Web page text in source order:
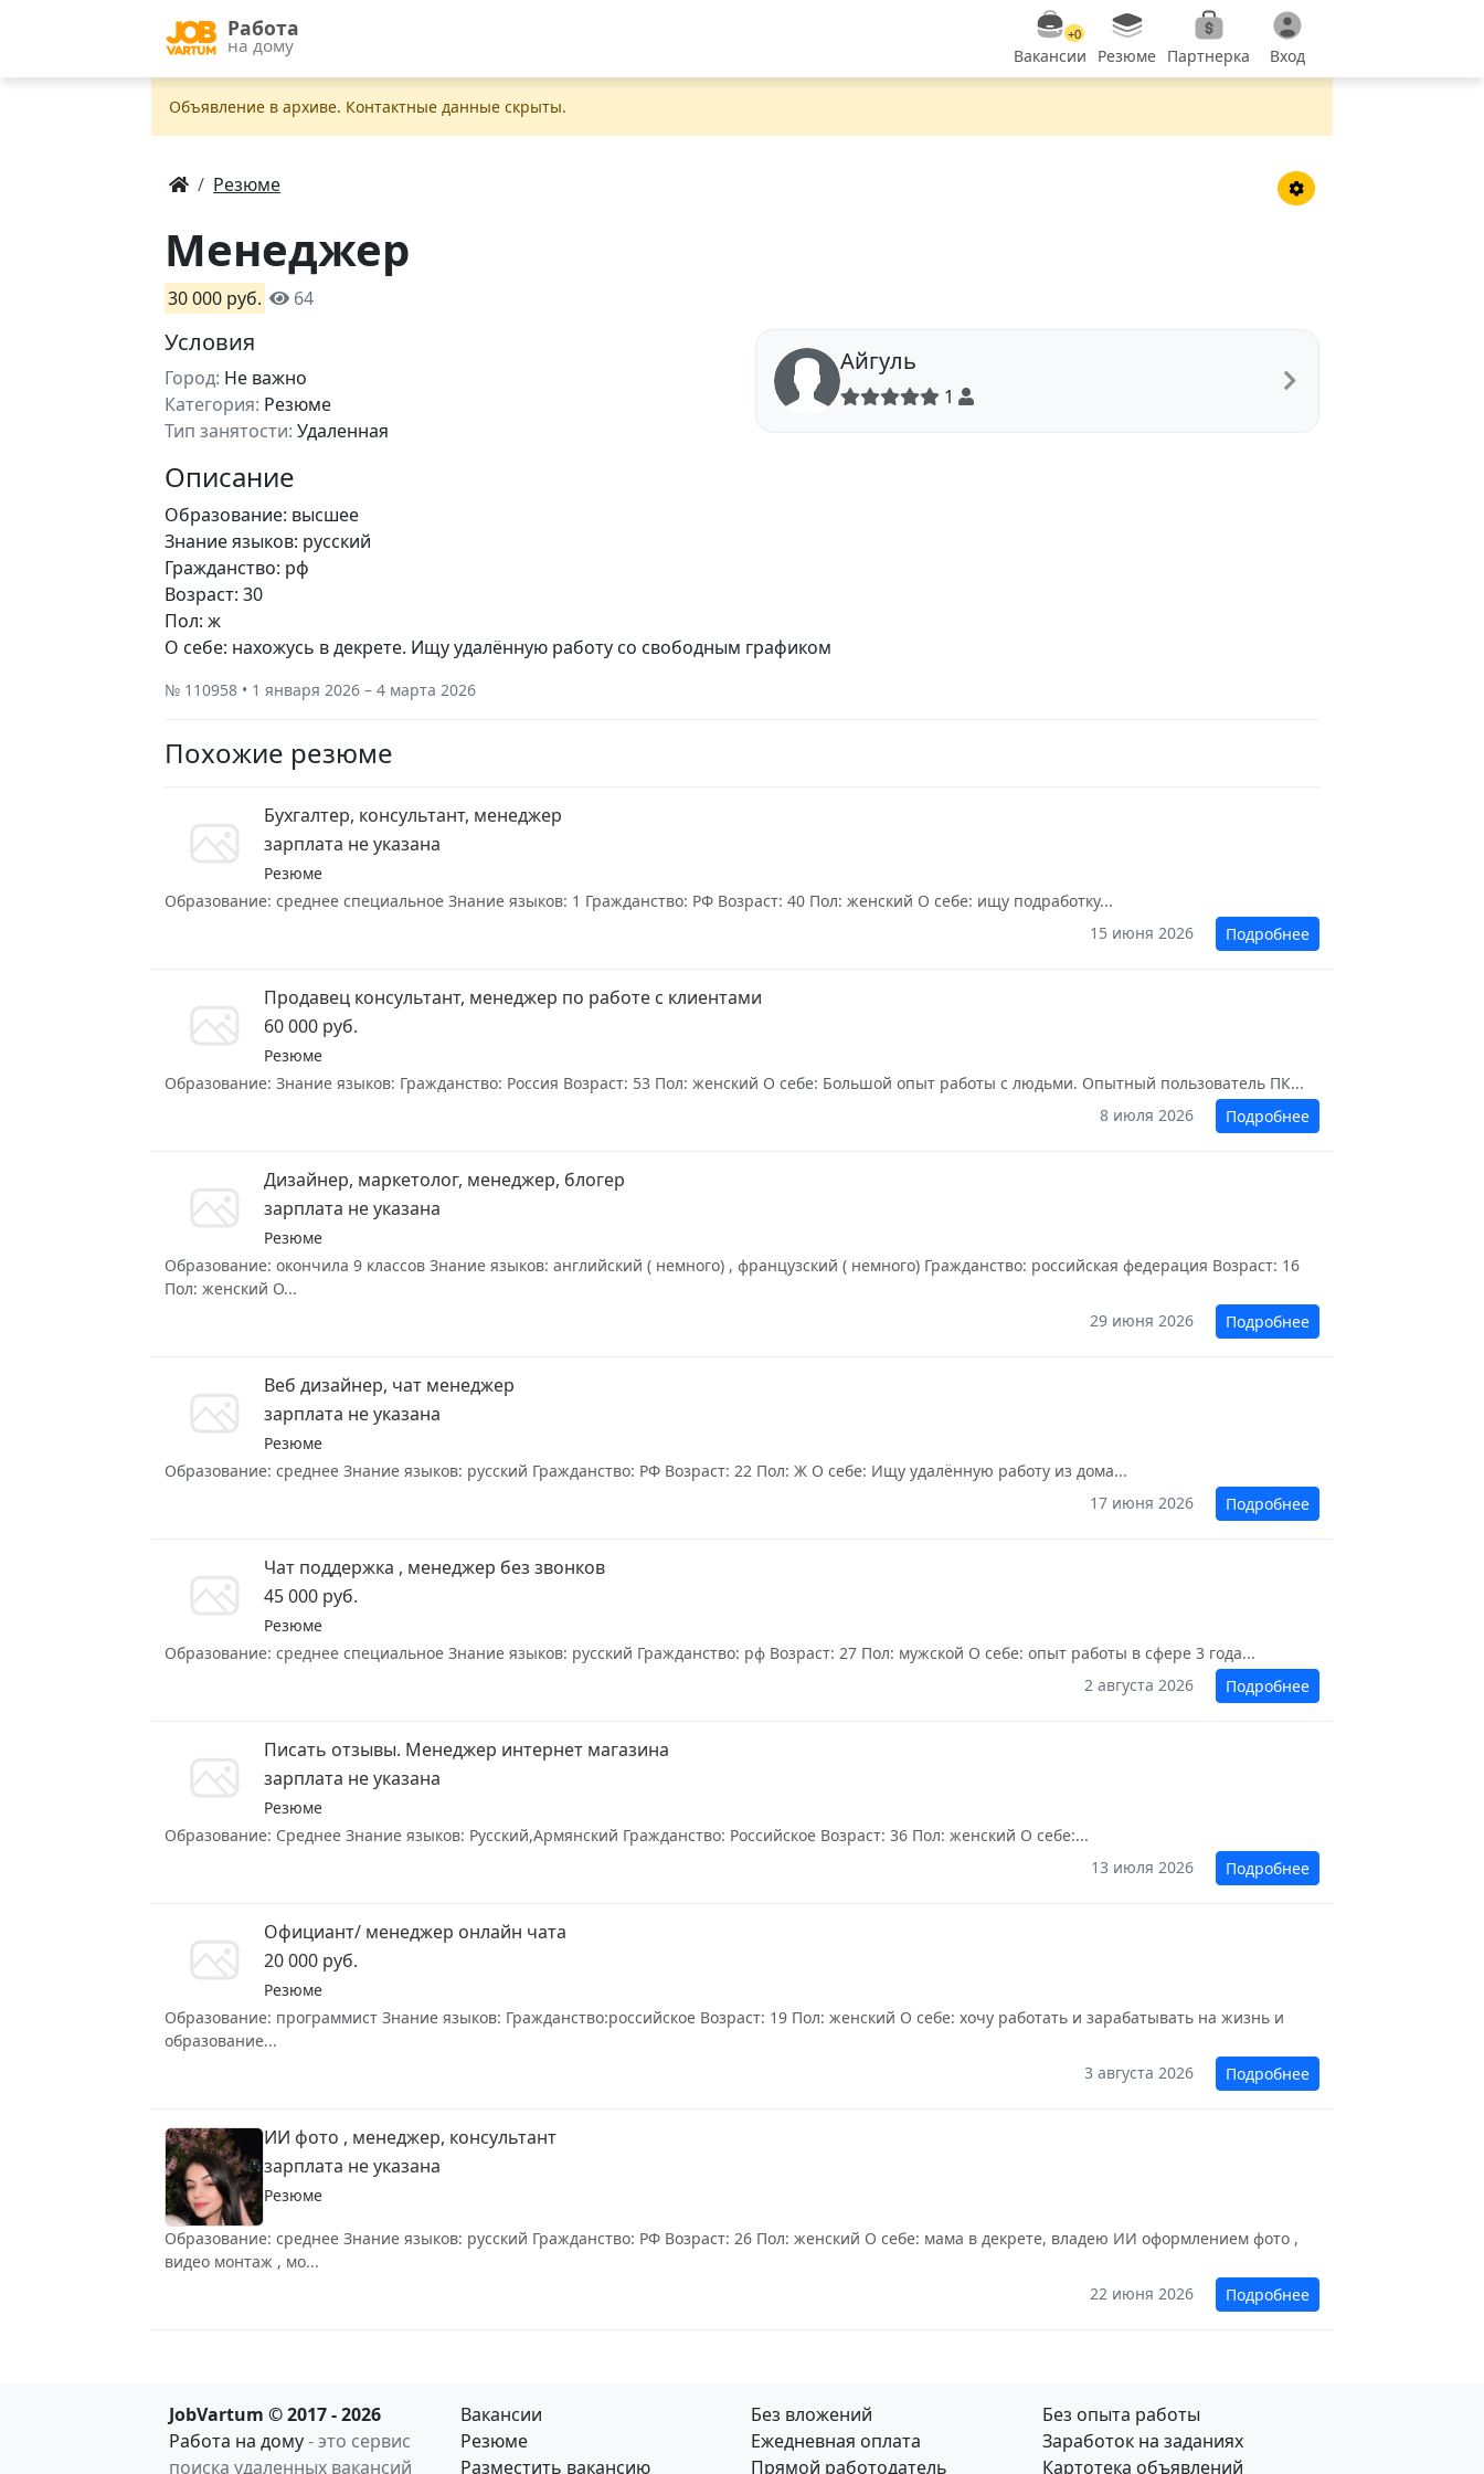
Работа
на дому
+0
Вакансии Резюме Партнерка Вход
Объявление в apxивe. Контактные данные скрыты.
Резюме
Менеджер
30 000 руб. 64
Условия
Город: Не важно
Категория: Резюме
Тип занятости: Удаленная
Айгуль
1
Описание
Образование: высшее
Знание языков: русский
Гражданство: рф
Возраст: 30
Пол: ж
О себе: нахожусь в декрете. Ищу удалённую работу со свободным графиком
№ 110958 • 1 января 2026 – 4 марта 2026
Похожие резюме
Бухгалтер, консультант, менеджер
зарплата не указана
Резюме
Образование: среднее специальное Знание языков: 1 Гражданство: РФ Возраст: 40 Пол: женский О себе: ищу подработку...
15 июня 2026
Подробнее
Продавец консультант, менеджер по работе с клиентами
60 000 руб.
Резюме
Образование: Знание языков: Гражданство: Россия Возраст: 53 Пол: женский О себе: Большой опыт работы с людьми. Опытный пользователь ПК...
8 июля 2026
Подробнее
Дизайнер, маркетолог, менеджер, блогер
зарплата не указана
Резюме
Образование: окончила 9 классов Знание языков: английский ( немного) , французский ( немного) Гражданство: российская федерация Возраст: 16
Пол: женский О...
29 июня 2026
Подробнее
Веб дизайнер, чат менеджер
зарплата не указана
Резюме
Образование: среднее Знание языков: русский Гражданство: РФ Возраст: 22 Пол: Ж О себе: Ищу удалённую работу из дома...
17 июня 2026
Подробнее
Чат поддержка , менеджер без звонков
45 000 руб.
Резюме
Образование: среднее специальное Знание языков: русский Гражданство: рф Возраст: 27 Пол: мужской О себе: опыт работы в сфере 3 года...
2 августа 2026
Подробнее
Писать отзывы. Менеджер интернет магазина
зарплата не указана
Резюме
Образование: Среднее Знание языков: Русский,Армянский Гражданство: Российское Возраст: 36 Пол: женский О себе:...
13 июля 2026
Подробнее
Официант/ менеджер онлайн чата
20 000 руб.
Резюме
Образование: программист Знание языков: Гражданство:российское Возраст: 19 Пол: женский О себе: хочу работать и зарабатывать на жизнь и
образование...
3 августа 2026
Подробнее
ИИ фото , менеджер, консультант
зарплата не указана
Резюме
Образование: среднее Знание языков: русский Гражданство: РФ Возраст: 26 Пол: женский О себе: мама в декрете, владею ИИ оформлением фото ,
видео монтаж , мо...
22 июня 2026
Подробнее
JobVartum © 2017 - 2026
Работа на дому- это сервис
поиска удаленных вакансий
Вакансии
Резюме
Разместить вакансию
Без вложений
Ежедневная оплата
Прямой работодатель
Без опыта работы
Заработок на заданиях
Картотека объявлений